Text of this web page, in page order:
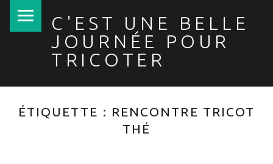
C'EST UNE BELLE
JOURNÉE POUR
TRICOTER
ÉTIQUETTE : RENCONTRE TRICOT
THÉ